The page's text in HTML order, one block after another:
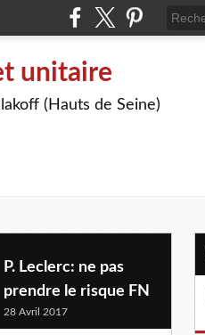
unitaire
(Hauts de Seine)
P. Leclerc: ne pas
prendre le risque FN
28 Avril 2017